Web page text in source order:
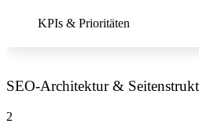
KPIs & Prioritäten
SEO-Architektur &
2